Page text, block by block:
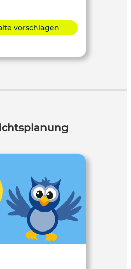
vorschlagen